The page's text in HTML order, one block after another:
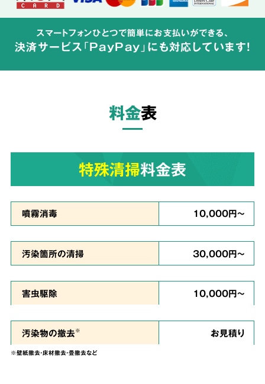
が広がらないよう配慮して体液や汚物の汚れを
ご依頼者様の気持ちに
対応
真心を
込めて対応
私たちは、
ご依頼者様のお気持ちに寄り添い、
いで誠心誠意を尽くして作業させていただきま
す。
スマートフォンひとつで簡単にお支払いができる、
決済サービス「PayPay」にも対応しています!
料金表
特殊清掃料金表
噴霧消毒 10,000円～
汚染箇所の清掃 30,000円～
害虫駆除 10,000円～
汚染物の撤去※ お見積り
※壁紙撤去・床材撤去・畳撤去など